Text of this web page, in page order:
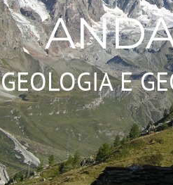
GEOLOGIA E